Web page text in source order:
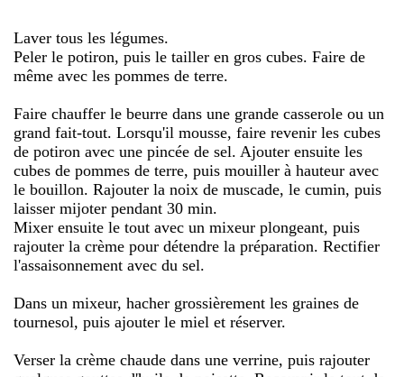
Laver tous les légumes.
Peler le potiron, puis le tailler en gros cubes. Faire de
même avec les pommes de terre.
Faire chauffer le beurre dans une grande casserole ou un
grand fait-tout. Lorsqu'il mousse, faire revenir les cubes
de potiron avec une pincée de sel. Ajouter ensuite les
cubes de pommes de terre, puis mouiller à hauteur avec
le bouillon. Rajouter la noix de muscade, le cumin, puis
laisser mijoter pendant 30 min.
Mixer ensuite le tout avec un mixeur plongeant, puis
rajouter la crème pour détendre la préparation. Rectifier
l'assaisonnement avec du sel.
Dans un mixeur, hacher grossièrement les graines de
tournesol, puis ajouter le miel et réserver.
Verser la crème chaude dans une verrine, puis rajouter